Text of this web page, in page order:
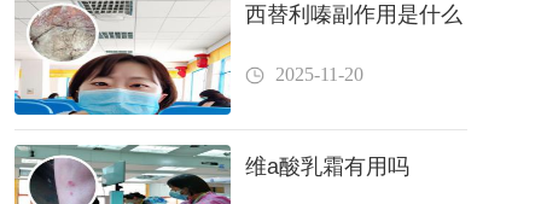
西替利嗪副作用是什么
2025-11-20
维a酸乳霜有用吗